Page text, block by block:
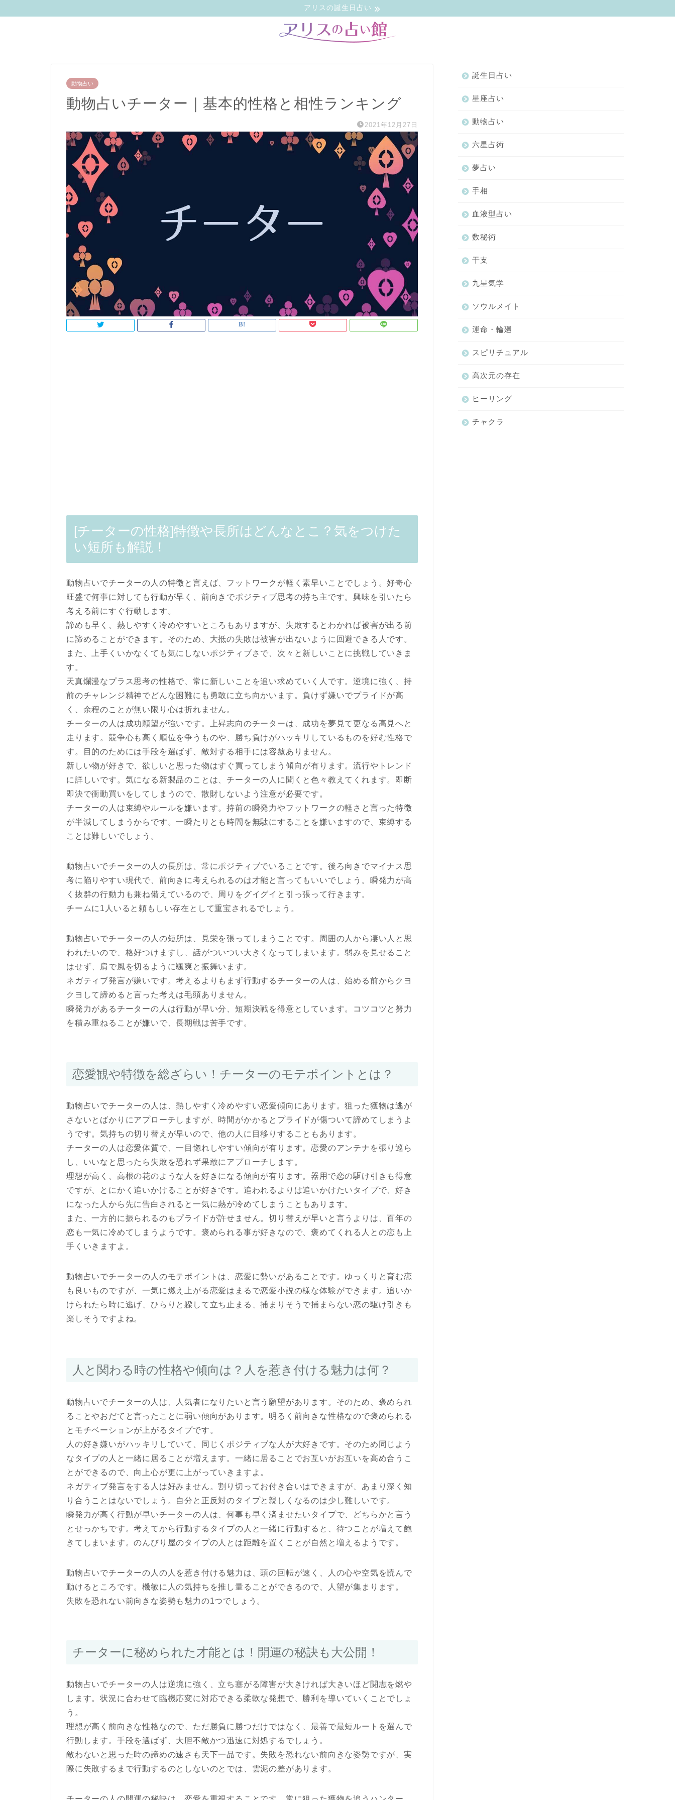
アリスの誕生日占い
動物占い
動物占いチーター｜基本的性格と相性ランキング
2021年12月27日
[チーターの性格]特徴や長所はどんなとこ？気をつけた
い短所も解説！
動物占いでチーターの人の特徴と言えば、フットワークが軽く素早いことでしょう。好奇心
旺盛で何事に対しても行動が早く、前向きでポジティブ思考の持ち主です。興味を引いたら
考える前にすぐ行動します。
諦めも早く、熱しやすく冷めやすいところもありますが、失敗するとわかれば被害が出る前
に諦めることができます。そのため、大抵の失敗は被害が出ないように回避できる人です。
また、上手くいかなくても気にしないポジティブさで、次々と新しいことに挑戦していきま
す。
天真爛漫なプラス思考の性格で、常に新しいことを追い求めていく人です。逆境に強く、持
前のチャレンジ精神でどんな困難にも勇敢に立ち向かいます。負けず嫌いでプライドが高
く、余程のことが無い限り心は折れません。
チーターの人は成功願望が強いです。上昇志向のチーターは、成功を夢見て更なる高見へと
走ります。競争心も高く順位を争うものや、勝ち負けがハッキリしているものを好む性格で
す。目的のためには手段を選ばず、敵対する相手には容赦ありません。
新しい物が好きで、欲しいと思った物はすぐ買ってしまう傾向が有ります。流行やトレンド
に詳しいです。気になる新製品のことは、チーターの人に聞くと色々教えてくれます。即断
即決で衝動買いをしてしまうので、散財しないよう注意が必要です。
チーターの人は束縛やルールを嫌います。持前の瞬発力やフットワークの軽さと言った特徴
が半減してしまうからです。一瞬たりとも時間を無駄にすることを嫌いますので、束縛する
ことは難しいでしょう。
動物占いでチーターの人の長所は、常にポジティブでいることです。後ろ向きでマイナス思
考に陥りやすい現代で、前向きに考えられるのは才能と言ってもいいでしょう。瞬発力が高
く抜群の行動力も兼ね備えているので、周りをグイグイと引っ張って行きます。
チームに1人いると頼もしい存在として重宝されるでしょう。
動物占いでチーターの人の短所は、見栄を張ってしまうことです。周囲の人から凄い人と思
われたいので、格好つけますし、話がついつい大きくなってしまいます。弱みを見せること
はせず、肩で風を切るように颯爽と振舞います。
ネガティブ発言が嫌いです。考えるよりもまず行動するチーターの人は、始める前からクヨ
クヨして諦めると言った考えは毛頭ありません。
瞬発力があるチーターの人は行動が早い分、短期決戦を得意としています。コツコツと努力
を積み重ねることが嫌いで、長期戦は苦手です。
恋愛観や特徴を総ざらい！チーターのモテポイントとは？
動物占いでチーターの人は、熱しやすく冷めやすい恋愛傾向にあります。狙った獲物は逃が
さないとばかりにアプローチしますが、時間がかかるとプライドが傷ついて諦めてしまうよ
うです。気持ちの切り替えが早いので、他の人に目移りすることもあります。
チーターの人は恋愛体質で、一目惚れしやすい傾向が有ります。恋愛のアンテナを張り巡ら
し、いいなと思ったら失敗を恐れず果敢にアプローチします。
理想が高く、高根の花のような人を好きになる傾向が有ります。器用で恋の駆け引きも得意
ですが、とにかく追いかけることが好きです。追われるよりは追いかけたいタイプで、好き
になった人から先に告白されると一気に熱が冷めてしまうこともあります。
また、一方的に振られるのもプライドが許せません。切り替えが早いと言うよりは、百年の
恋も一気に冷めてしまうようです。褒められる事が好きなので、褒めてくれる人との恋も上
手くいきますよ。
動物占いでチーターの人のモテポイントは、恋愛に勢いがあることです。ゆっくりと育む恋
も良いものですが、一気に燃え上がる恋愛はまるで恋愛小説の様な体験ができます。追いか
けられたら時に逃げ、ひらりと躱して立ち止まる、捕まりそうで捕まらない恋の駆け引きも
楽しそうですよね。
人と関わる時の性格や傾向は？人を惹き付ける魅力は何？
動物占いでチーターの人は、人気者になりたいと言う願望があります。そのため、褒められ
ることやおだてと言ったことに弱い傾向があります。明るく前向きな性格なので褒められる
とモチベーションが上がるタイプです。
人の好き嫌いがハッキリしていて、同じくポジティブな人が大好きです。そのため同じよう
なタイプの人と一緒に居ることが増えます。一緒に居ることでお互いがお互いを高め合うこ
とができるので、向上心が更に上がっていきますよ。
ネガティブ発言をする人は好みません。割り切ってお付き合いはできますが、あまり深く知
り合うことはないでしょう。自分と正反対のタイプと親しくなるのは少し難しいです。
瞬発力が高く行動が早いチーターの人は、何事も早く済ませたいタイプで、どちらかと言う
とせっかちです。考えてから行動するタイプの人と一緒に行動すると、待つことが増えて飽
きてしまいます。のんびり屋のタイプの人とは距離を置くことが自然と増えるようです。
動物占いでチーターの人の人を惹き付ける魅力は、頭の回転が速く、人の心や空気を読んで
動けるところです。機敏に人の気持ちを推し量ることができるので、人望が集まります。
失敗を恐れない前向きな姿勢も魅力の1つでしょう。
チーターに秘められた才能とは！開運の秘訣も大公開！
動物占いでチーターの人は逆境に強く、立ち塞がる障害が大きければ大きいほど闘志を燃や
します。状況に合わせて臨機応変に対応できる柔軟な発想で、勝利を導いていくことでしょ
う。
理想が高く前向きな性格なので、ただ勝負に勝つだけではなく、最善で最短ルートを選んで
行動します。手段を選ばず、大胆不敵かつ迅速に対処するでしょう。
敵わないと思った時の諦めの速さも天下一品です。失敗を恐れない前向きな姿勢ですが、実
際に失敗するまで行動するのとしないのとでは、雲泥の差があります。
誕生日占い
星座占い
動物占い
六星占術
夢占い
手相
血液型占い
数秘術
干支
九星気学
ソウルメイト
運命・輪廻
スピリチュアル
高次元の存在
ヒーリング
チャクラ